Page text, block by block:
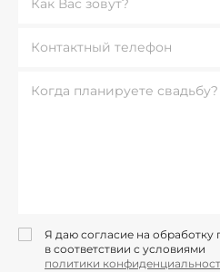
Я даю согласие на обработку
в соответствии с условиями
политики